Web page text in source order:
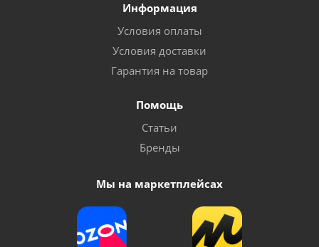
Информация
Условия оплаты
Условия доставки
Гарантия на товар
Помощь
Статьи
Бренды
Мы на маркетплейсах